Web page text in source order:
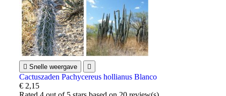
 Snelle weergave 
Cactuszaden Pachycereus hollianus Blanco
€ 2,15